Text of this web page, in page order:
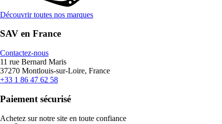
Découvrir toutes nos marques
SAV en France
Contactez-nous
11 rue Bernard Maris
37270 Montlouis-sur-Loire, France
+33 1 86 47 62 58
Paiement sécurisé
Achetez sur notre site en toute confiance